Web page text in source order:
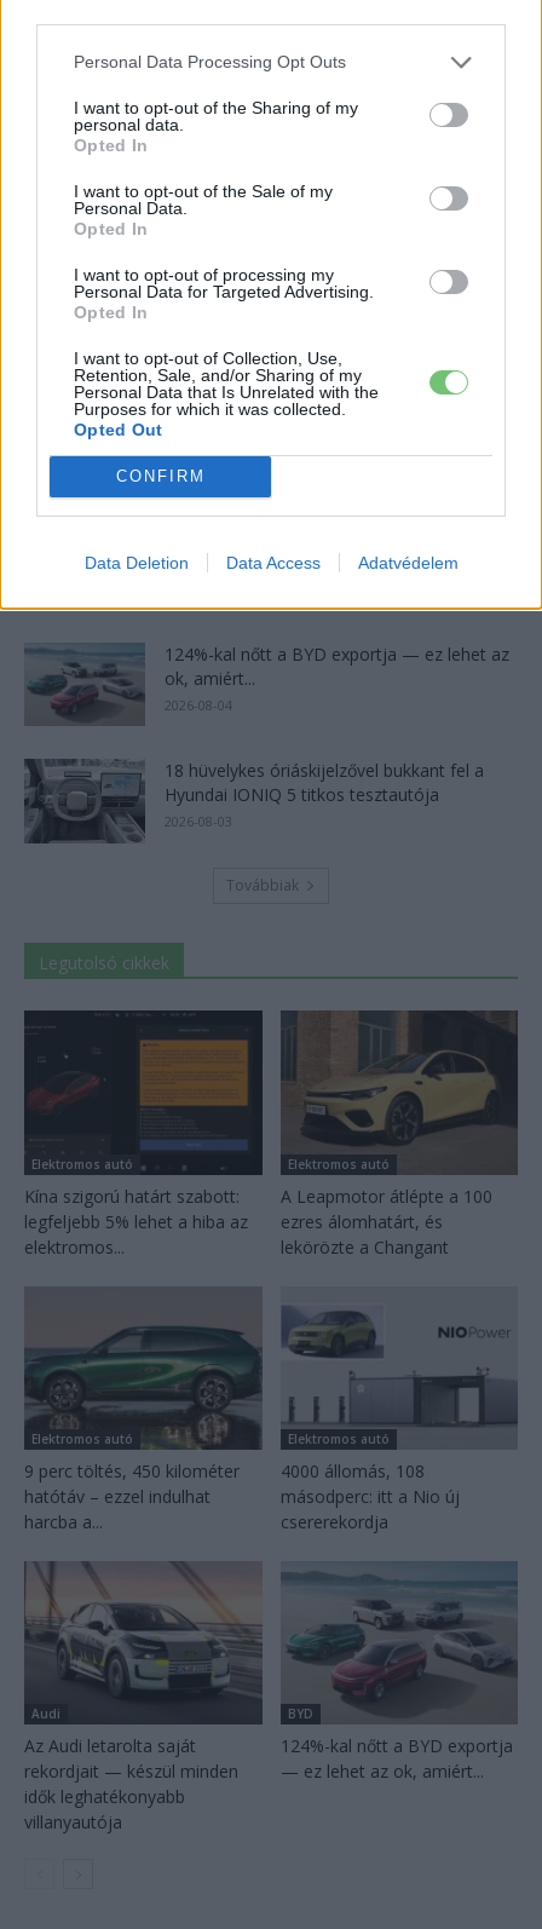
Personal Data Processing Opt Outs
I want to opt-out of the Sharing of my
personal data.
Opted In
I want to opt-out of the Sale of my
Personal Data.
Opted In
I want to opt-out of processing my
Personal Data for Targeted Advertising.
Opted In
I want to opt-out of Collection, Use,
Retention, Sale, and/or Sharing of my
Personal Data that Is Unrelated with the
Purposes for which it was collected.
Opted Out
CONFIRM
Data Deletion Data Access Adatvédelem
A Leapmotor átlépte a 100 ezres
álomhatárt, és lekörözte a Changant
2026-08-05
A Volkswagen bedobta azt a lapot Kínában,
amivel a helyi EV-gyártókat...
Az Audi letarolta saját rekordjait — készül
2026-08-04
4000 állomás, 108 másodperc: itt a Nio új
2026-08-05
gyártó imádott
124%-kal nőtt a BYD exportja — ez lehet az
ok, amiért...
2026-08-04
18 hüvelykes óriáskijelzővel bukkant fel a
Hyundai IONIQ 5 titkos tesztautója
2026-08-03
Továbbiak
Legutolsó cikkek
Elektromos autó
Kína szigorú határt szabott:
legfeljebb 5% lehet a hiba az
elektromos...
Elektromos autó
A Leapmotor átlépte a 100
ezres álomhatárt, és
lekörözte a Changant
Elektromos autó
9 perc töltés, 450 kilométer
hatótáv – ezzel indulhat
harcba a...
Elektromos autó
4000 állomás, 108
másodperc: itt a Nio új
csererekordja
Audi
Az Audi letarolta saját
rekordjait — készül minden
idők leghatékonyabb
villanyautója
BYD
124%-kal nőtt a BYD exportja
— ez lehet az ok, amiért...